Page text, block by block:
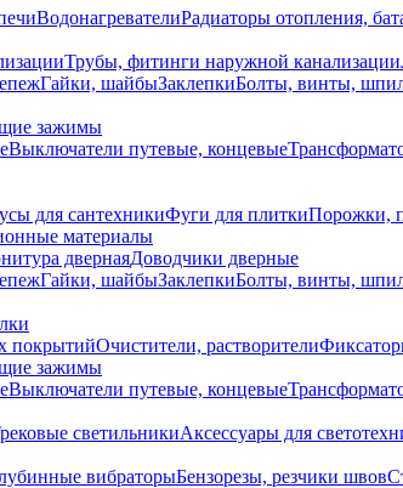
ВодонагревателиРадиаторы отопления,
Трубы, фитинги наружной канализации
Гайки, шайбыЗаклепкиБолты, винты,
зажимы
Выключатели путевые, концевые
для сантехникиФуги для плиткиПорожки,
материалы
двернаяДоводчики дверные
Гайки, шайбыЗаклепкиБолты, винты,
покрытийОчистители, растворители
зажимы
Выключатели путевые, концевые
светильникиАксессуары для
вибраторыБензорезы, резчики швов